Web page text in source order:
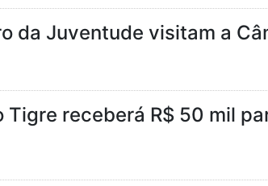
da Juventude visitam a
Tigre receberá R$ 50 mil